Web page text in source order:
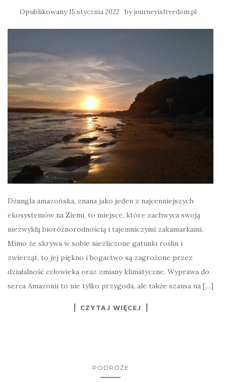
Opublikowany15 stycznia 2022 byjourneyisfreedom.pl
Dżungla amazońska, znana jako jeden z najcenniejszych
ekosystemów na Ziemi, to miejsce, które zachwyca swoją
niezwykłą bioróżnorodnością i tajemniczymi zakamarkami.
Mimo że skrywa w sobie niezliczone gatunki roślin i
zwierząt, to jej piękno i bogactwo są zagrożone przez
działalność człowieka oraz zmiany klimatyczne. Wyprawa do
serca Amazonii to nie tylko przygoda, ale także szansa na […]
CZYTAJ WIĘCEJ
PODRÓŻE